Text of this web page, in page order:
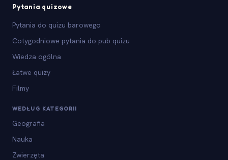
Pytania quizowe
Pytania do quizu barowego
Cotygodniowe pytania do pub quizu
Wiedza ogólna
Łatwe quizy
Filmy
WEDŁUG KATEGORII
Geografia
Nauka
Zwierzęta